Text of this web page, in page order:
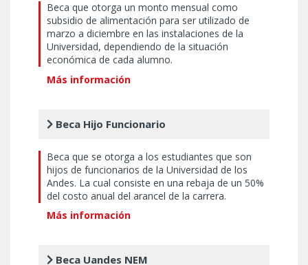
Beca que otorga un monto mensual como
subsidio de alimentación para ser utilizado de
marzo a diciembre en las instalaciones de la
Universidad, dependiendo de la situación
económica de cada alumno.
Más información
Beca Hijo Funcionario
Beca que se otorga a los estudiantes que son
hijos de funcionarios de la Universidad de los
Andes. La cual consiste en una rebaja de un 50%
del costo anual del arancel de la carrera.
Más información
Beca Uandes NEM